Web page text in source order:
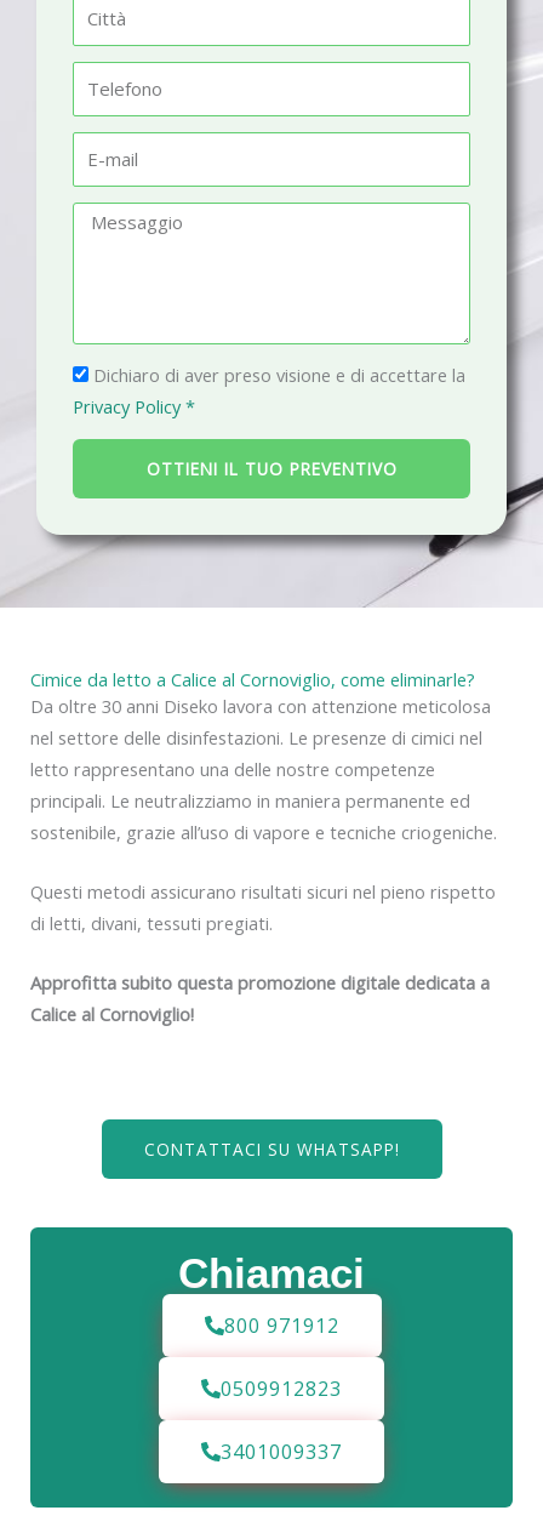
t
à
l
fm
a
g
g
i
P
r
i
a
c
Dichiaro di aver preso visione e di accettare la
Privacy Policy *
OTTIENI IL TUO PREVENTIVO
Chiamaci
800 971912
0509912823
3401009337
Cimice da letto a Calice al Cornoviglio, come eliminarle?
Da oltre 30 anni Diseko lavora con attenzione meticolosa
nel settore delle disinfestazioni. Le presenze di cimici nel
letto rappresentano una delle nostre competenze
principali. Le neutralizziamo in maniera permanente ed
sostenibile, grazie all’uso di vapore e tecniche criogeniche.
Questi metodi assicurano risultati sicuri nel pieno rispetto
di letti, divani, tessuti pregiati.
Approfitta subito questa promozione digitale dedicata a
Calice al Cornoviglio!
CONTATTACI SU WHATSAPP!